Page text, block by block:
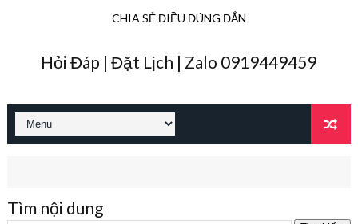
CHIA SẺ ĐIỀU ĐÚNG ĐẮN
Hỏi Đáp | Đặt Lịch | Zalo 0919449459
Tìm nội dung